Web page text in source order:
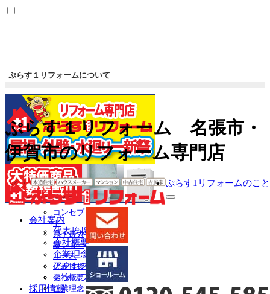
ぷらす１リフォーム 名張市・
伊賀市のリフォーム専門店
ぷらす1リフォームのこと
サ
開
コンセプ
ト
県下最大
級ショー
ルーム
代表挨拶
会社概要
企業理念
ぷらす１リフォームについて
会社案内
代表挨拶
会社概要
企業理念
アクセスマップ
スタッフ紹介
採用情報